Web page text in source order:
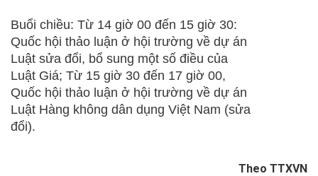
Buổi chiều: Từ 14 giờ 00 đến 15 giờ 30:
Quốc hội thảo luận ở hội trường về dự án
Luật sửa đổi, bổ sung một số điều của
Luật Giá; Từ 15 giờ 30 đến 17 giờ 00,
Quốc hội thảo luận ở hội trường về dự án
Luật Hàng không dân dụng Việt Nam (sửa
đổi).
Theo TTXVN